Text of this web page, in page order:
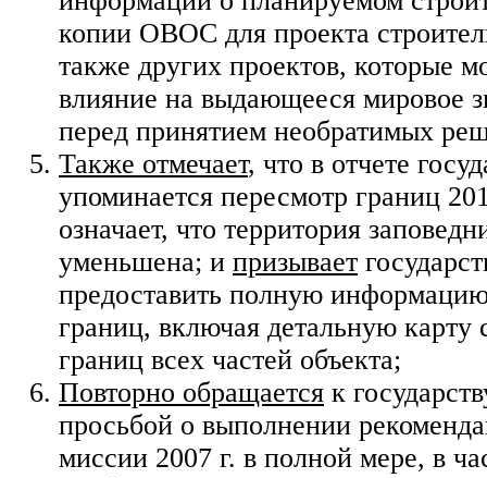
копии ОВОС для проекта
также других проектов, которые
влияние на выдающееся мировое
перед принятием необратимых
Также отмечает, что в отчете
упоминается пересмотр границ
означает, что территория
уменьшена; и призывает
предоставить полную
границ, включая детальную карту
границ всех частей объекта;
Повторно обращается к
просьбой о выполнении
миссии 2007 г. в полной мере, в